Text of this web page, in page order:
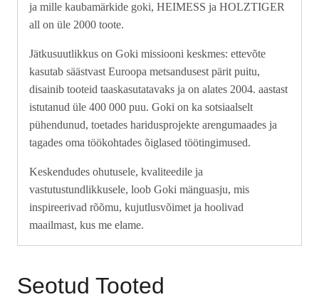
ja mille kaubamärkide goki, HEIMESS ja HOLZTIGER
all on üle 2000 toote.
Jätkusuutlikkus on Goki missiooni keskmes: ettevõte
kasutab säästvast Euroopa metsandusest pärit puitu,
disainib tooteid taaskasutatavaks ja on alates 2004. aastast
istutanud üle 400 000 puu. Goki on ka sotsiaalselt
pühendunud, toetades haridusprojekte arengumaades ja
tagades oma töökohtades õiglased töötingimused.
Keskendudes ohutusele, kvaliteedile ja
vastutustundlikkusele, loob Goki mänguasju, mis
inspireerivad rõõmu, kujutlusvõimet ja hoolivad
maailmast, kus me elame.
Seotud Tooted